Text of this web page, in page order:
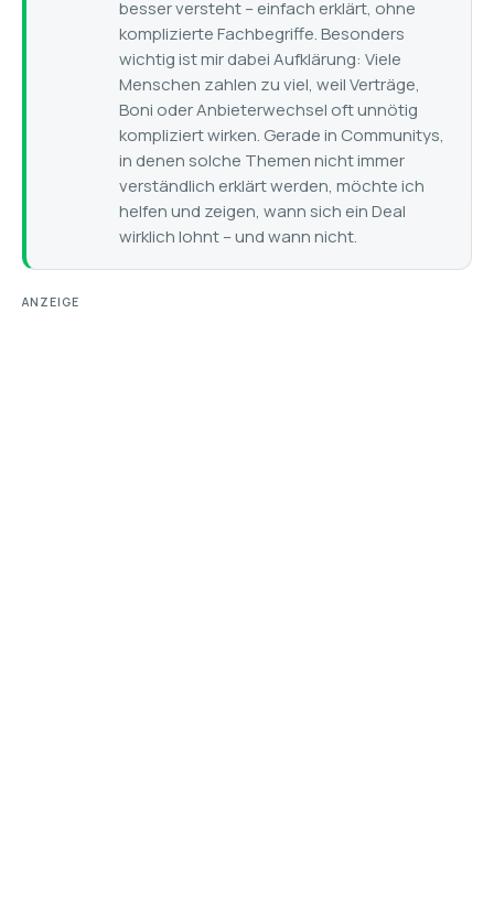
besser versteht – einfach erklärt, ohne
komplizierte Fachbegriffe. Besonders
wichtig ist mir dabei Aufklärung: Viele
Menschen zahlen zu viel, weil Verträge,
Boni oder Anbieterwechsel oft unnötig
kompliziert wirken. Gerade in Communitys,
in denen solche Themen nicht immer
verständlich erklärt werden, möchte ich
helfen und zeigen, wann sich ein Deal
wirklich lohnt – und wann nicht.
ANZEIGE